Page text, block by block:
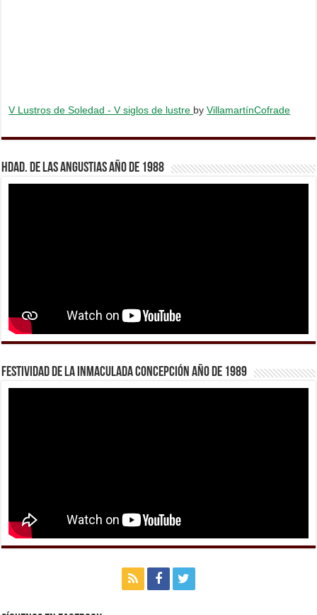
V Lustros de Soledad - V siglos de lustre byVillamartínCofrade
Hdad. de Las Angustias año de 1988
Festividad de la Inmaculada Concepción año de 1989